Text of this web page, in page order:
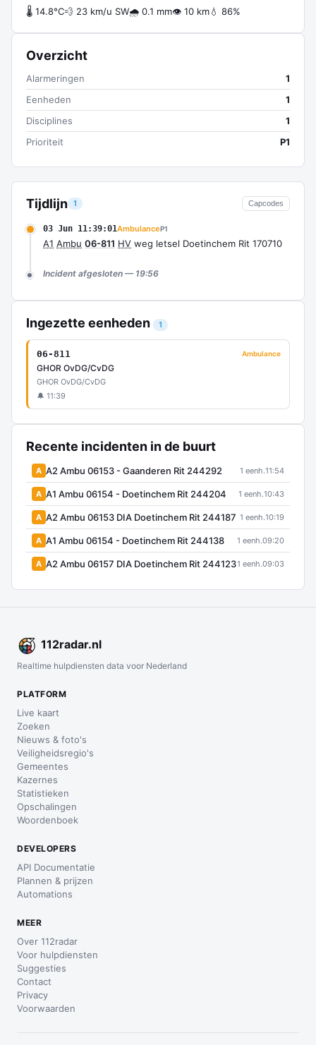
Tijdlijn 1 Capcodes
03 Jun 11:39:01AmbulanceP1
A1 Ambu 06-811 HV weg letsel Doetinchem Rit 170710
Incident afgesloten — 19:56
Ingezette eenheden 1
06-811 Ambulance
GHOR OvDG/CvDG
GHOR OvDG/CvDG
🔔 11:39
Recente incidenten in de buurt
A A2 Ambu 06153 - Gaanderen Rit 244292 1 eenh.11:54
A A1 Ambu 06154 - Doetinchem Rit 244204 1 eenh.10:43
A A2 Ambu 06153 DIA Doetinchem Rit 244187 1 eenh.10:19
A A1 Ambu 06154 - Doetinchem Rit 244138 1 eenh.09:20
A A2 Ambu 06157 DIA Doetinchem Rit 2441231 eenh.09:03
🌡 14.8°C💨 23 km/u SW🌧 0.1 mm👁 10 km💧 86%
Overzicht
Alarmeringen
1
Eenheden
1
Disciplines
1
Prioriteit
P1
112radar.nl
Realtime hulpdiensten data voor Nederland
PLATFORM
Live kaart
Zoeken
Nieuws & foto's
Veiligheidsregio's
Gemeentes
Kazernes
Statistieken
Opschalingen
Woordenboek
DEVELOPERS
API Documentatie
Plannen & prijzen
Automations
MEER
Over 112radar
Voor hulpdiensten
Suggesties
Contact
Privacy
Voorwaarden